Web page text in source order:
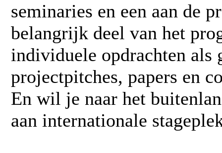
seminaries en een aan de
belangrijk deel van het
individuele opdrachten als
projectpitches, papers en
En wil je naar het
aan internationale